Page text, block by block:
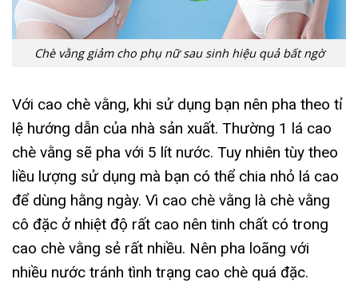
Chè vằng giảm cho phụ nữ sau sinh hiệu quả bất ngờ
Với cao chè vằng, khi sử dụng bạn nên pha theo tỉ
lệ hướng dẫn của nhà sản xuất. Thường 1 lá cao
chè vằng sẽ pha với 5 lít nước. Tuy nhiên tùy theo
liều lượng sử dụng mà bạn có thể chia nhỏ lá cao
để dùng hằng ngày. Vì cao chè vằng là chè vằng
cô đặc ở nhiệt độ rất cao nên tinh chất có trong
cao chè vằng sẻ rất nhiều. Nên pha loãng với
nhiều nước tránh tình trạng cao chè quá đặc.